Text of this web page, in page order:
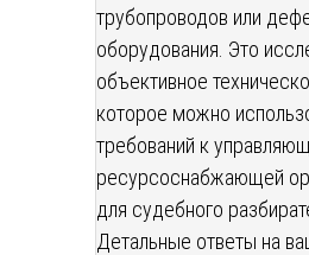
трубопроводов или
оборудования. Это
объективное
которое можно
требований к
ресурсоснабжающей
для судебного
Детальные ответы на